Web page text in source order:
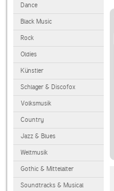
Dance
Black Music
Rock
Oldies
Künstler
Schlager & Discofox
Volksmusik
Country
Jazz & Blues
Weltmusik
Gothic & Mittelalter
Soundtracks & Musical